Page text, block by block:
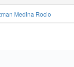
Medina Rocio